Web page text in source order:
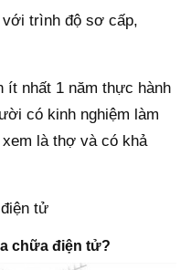
với trình độ sơ cấp,
ít nhất 1 năm thực hành
có kinh nghiệm làm
là thợ và có khả
tử
chữa điện tử?